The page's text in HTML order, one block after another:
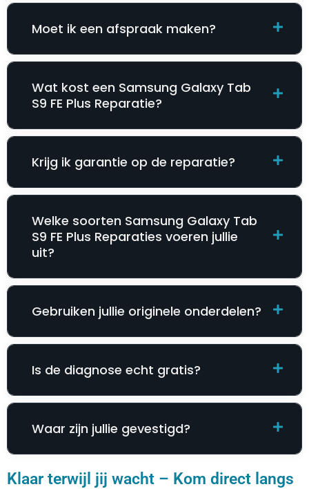
Moet ik een afspraak maken?
Wat kost een Samsung Galaxy Tab
S9 FE Plus Reparatie​​​​?
Krijg ik garantie op de reparatie?
Welke soorten Samsung Galaxy Tab
S9 FE Plus Reparatie​​​​s voeren jullie
uit?
Gebruiken jullie originele onderdelen?
Is de diagnose echt gratis?
Waar zijn jullie gevestigd?
Klaar terwijl jij wacht – Kom direct langs